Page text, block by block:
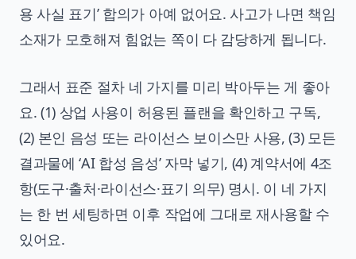
용 사실 표기’ 합의가 아예 없어요. 사고가 나면 책임
소재가 모호해져 힘없는 쪽이 다 감당하게 됩니다.
그래서 표준 절차 네 가지를 미리 박아두는 게 좋아
요. (1) 상업 사용이 허용된 플랜을 확인하고 구독,
(2) 본인 음성 또는 라이선스 보이스만 사용, (3) 모든
결과물에 ‘AI 합성 음성’ 자막 넣기, (4) 계약서에 4조
항(도구·출처·라이선스·표기 의무) 명시. 이 네 가지
는 한 번 세팅하면 이후 작업에 그대로 재사용할 수
있어요.